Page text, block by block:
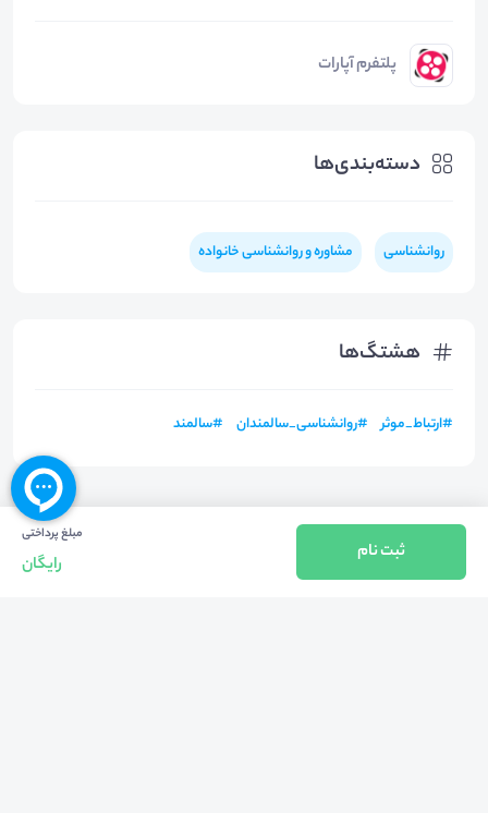
پلتفرم آپارات
دسته‌بندی‌ها
روانشناسی مشاوره و روانشناسی خانواده
هشتگ‌ها
#ارتباط_موثر #روانشناسی_سالمندان #سالمند
مبلغ پرداختی
رایگان
ثبت نام